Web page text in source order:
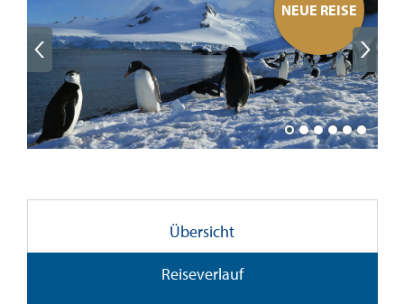
NEUE REISE
Übersicht
Reiseverlauf